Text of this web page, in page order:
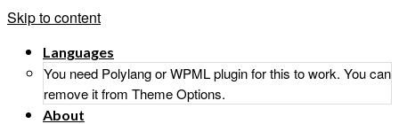
Skip to content
Languages
You need Polylang or WPML plugin for this to work. You can
remove it from Theme Options.
About